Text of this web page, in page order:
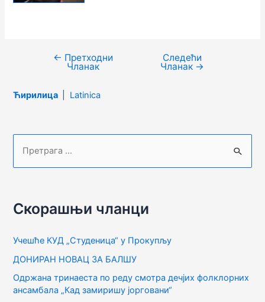
Кретање
← Претходни
Чланак
Следећи
Чланак →
Ћирилица Latinica
р
г
а
з
а
Скорашњи чланци
Учешће КУД „Студеница“ у Прокупљу
ДОНИРАН НОВАЦ ЗА БАЛШУ
Одржана тринаеста по реду смотра дечјих фолклорних
ансамбала „Кад замиришу јорговани“